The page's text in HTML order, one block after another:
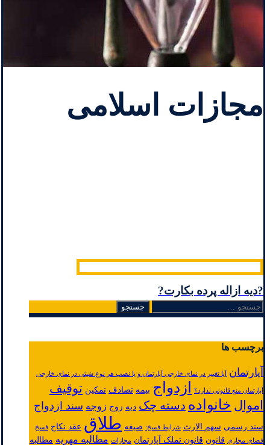
مجازات اسلامی
?دیه ازاله پرده بکارت?
جستجو
برای:
برچسب ها
آپارتمان آیا تغییر در نمای خارجی آپارتمان و یا نصب هر نوع شیئی در نمای خارجی
آپارتمان منع قانونی ندارد؟ ازدواج بیمه تصادف تمکین توقیف
اموال خانواده دسته چک دیه زوج زوجه سند ازدواج
سند رسمی سهم الارث شرایط فسخ: صیغه طلاق عقد نکاح فسخ
فضای مجازی قانون قانون تملک آپارتمان مجازات مطالبه مهریه مطالبه